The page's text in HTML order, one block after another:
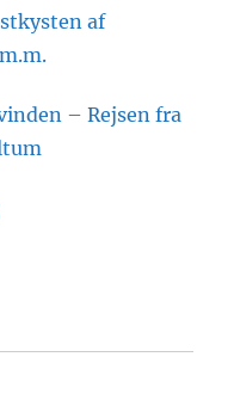
af
– Rejsen fra